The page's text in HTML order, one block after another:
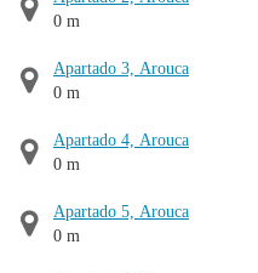
0 m
Apartado 3, Arouca
0 m
Apartado 4, Arouca
0 m
Apartado 5, Arouca
0 m